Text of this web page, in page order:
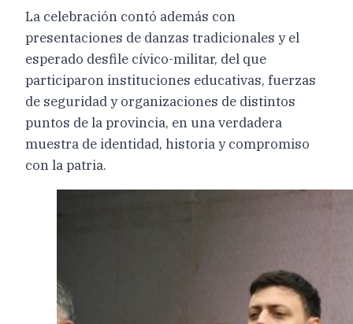
La celebración contó además con
presentaciones de danzas tradicionales y el
esperado desfile cívico-militar, del que
participaron instituciones educativas, fuerzas
de seguridad y organizaciones de distintos
puntos de la provincia, en una verdadera
muestra de identidad, historia y compromiso
con la patria.